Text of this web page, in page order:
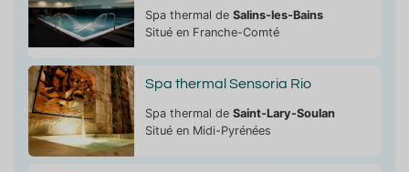
Spa thermal de Salins-les-Bains
Situé en Franche-Comté
Spa thermal Sensoria Rio
Spa thermal de Saint-Lary-Soulan
Situé en Midi-Pyrénées